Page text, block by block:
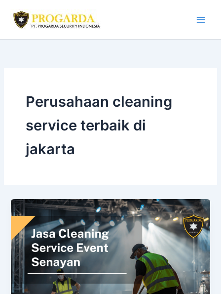
content
Perusahaan cleaning
service terbaik di
jakarta